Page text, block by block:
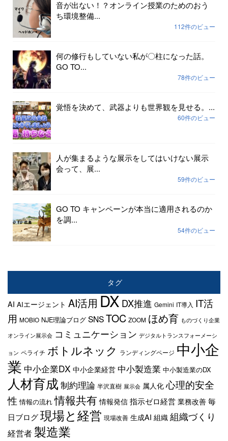
音が出ない！？オンライン授業のためのおう
ち環境整備...
112件のビュー
何の修行もしていない私が〇柱になった話。
GO TO...
78件のビュー
覚悟を決めて、武器よりも世界観を見せる。...
60件のビュー
人が集まるような展示をしてはいけない展示
会って、展...
59件のビュー
GO TO キャンペーンが本当に適用されるのか
を調...
54件のビュー
タグ
AI AIエージェント AI活用 DXDX推進 Gemini IT導入 IT活
用 MOBIO NJE理論ブログ SNSTOC ZOOM ほめ育 ものづくり企業
オンライン展示会 コミュニケーション デジタルトランスフォーメーシ
ョン ペライチ ボトルネック ランディングページ 中小企
業 中小企業DX 中小企業経営 中小製造業 中小製造業のDX
人材育成 制約理論 半沢直樹 展示会 属人化 心理的安全
性 情報の流れ 情報共有 情報発信 指示ゼロ経営 業務改善 毎
日ブログ現場と経営 現場改善 生成AI 組織 組織づくり
経営者 製造業